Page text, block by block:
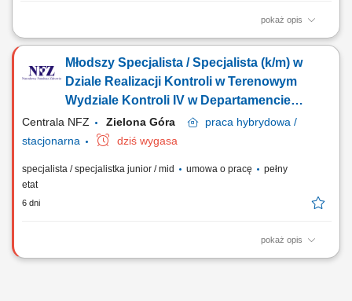
pokaż opis
GŁÓWNE ZADANIA udział w opracowywaniu projektu programu
obowiązującymi w NFZ zasadami, programem kontroli; dokonywanie
ustaleń stanu faktycznego w zakresie objętym przedmiotem kontroli w
sposób obiektywny i rzetelny oraz na...
Młodszy Specjalista / Specjalista (k/m) w
Dziale Realizacji Kontroli w Terenowym
Wydziale Kontroli IV w Departamencie
Kontroli (wykształcenie wyższe)
Centrala NFZ Zielona Góra praca hybrydowa /
stacjonarna
dziś wygasa
specjalista / specjalistka junior / mid umowa o pracę
pełny
etat
6 dni
pokaż opis
GŁÓWNE ZADANIA udział w opracowywaniu projektu programu